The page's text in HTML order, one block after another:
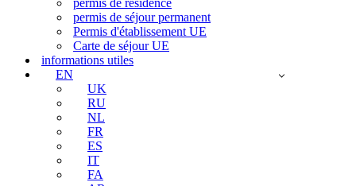
permis de résidence
permis de séjour permanent
Permis d'établissement UE
Carte de séjour UE
informations utiles
EN
UK
RU
NL
FR
ES
IT
FA